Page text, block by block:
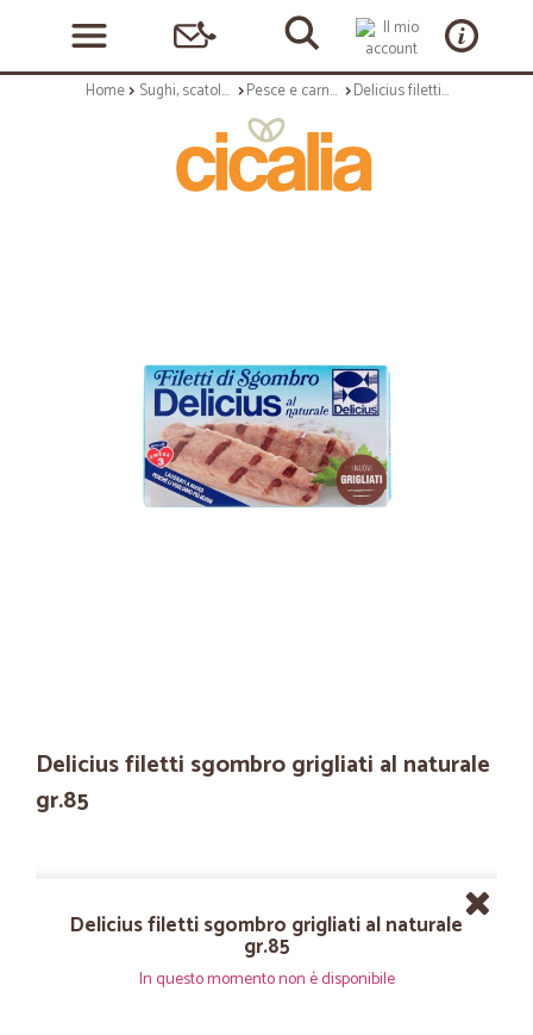
Home Sughi, scatolame e condimenti Pesce e carne in scatola Delicius filetti sgombro grigliati al naturale gr.85
Delicius filetti sgombro grigliati al naturale
gr.85
Delicius filetti sgombro grigliati al naturale
gr.85
In questo momento non è disponibile